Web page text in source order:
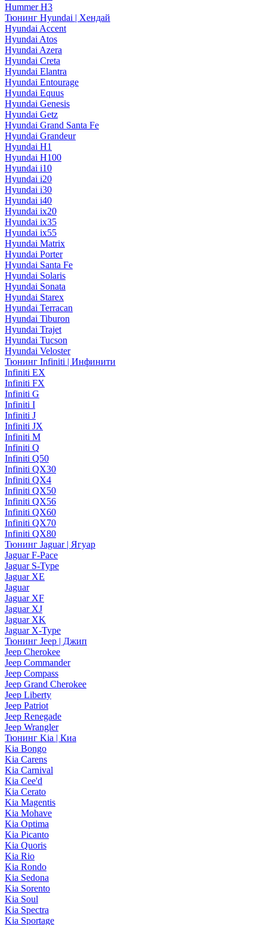
Hummer H3
Тюнинг Hyundai | Хендай
Hyundai Accent
Hyundai Atos
Hyundai Azera
Hyundai Creta
Hyundai Elantra
Hyundai Entourage
Hyundai Equus
Hyundai Genesis
Hyundai Getz
Hyundai Grand Santa Fe
Hyundai Grandeur
Hyundai H1
Hyundai H100
Hyundai i10
Hyundai i20
Hyundai i30
Hyundai i40
Hyundai ix20
Hyundai ix35
Hyundai ix55
Hyundai Matrix
Hyundai Porter
Hyundai Santa Fe
Hyundai Solaris
Hyundai Sonata
Hyundai Starex
Hyundai Terracan
Hyundai Tiburon
Hyundai Trajet
Hyundai Tucson
Hyundai Veloster
Тюнинг Infiniti | Инфинити
Infiniti EX
Infiniti FX
Infiniti G
Infiniti I
Infiniti J
Infiniti JX
Infiniti M
Infiniti Q
Infiniti Q50
Infiniti QX30
Infiniti QX4
Infiniti QX50
Infiniti QX56
Infiniti QX60
Infiniti QX70
Infiniti QX80
Тюнинг Jaguar | Ягуар
Jaguar F-Pace
Jaguar S-Type
Jaguar XE
Jaguar
Jaguar XF
Jaguar XJ
Jaguar XK
Jaguar X-Type
Тюнинг Jeep | Джип
Jeep Cherokee
Jeep Commander
Jeep Compass
Jeep Grand Cherokee
Jeep Liberty
Jeep Patriot
Jeep Renegade
Jeep Wrangler
Тюнинг Kia | Киа
Kia Bongo
Kia Carens
Kia Carnival
Kia Cee'd
Kia Cerato
Kia Magentis
Kia Mohave
Kia Optima
Kia Picanto
Kia Quoris
Kia Rio
Kia Rondo
Kia Sedona
Kia Sorento
Kia Soul
Kia Spectra
Kia Sportage